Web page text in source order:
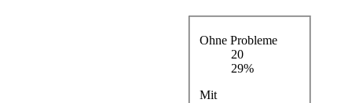
Ohne Probleme
20
29%
Mit